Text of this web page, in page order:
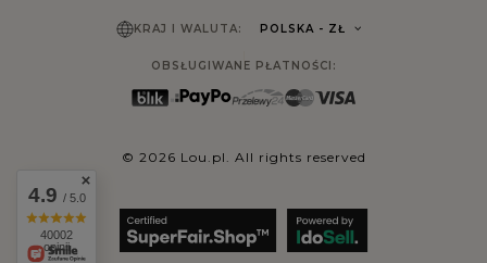
KRAJ I WALUTA: POLSKA - ZŁ
OBSŁUGIWANE PŁATNOŚCI:
© 2026 Lou.pl. All rights reserved
4.9 / 5.0
40002
opinii